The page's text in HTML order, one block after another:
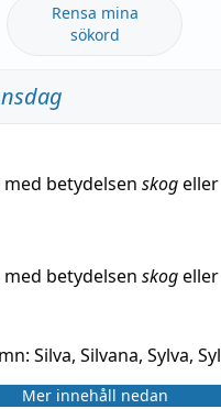
Rensa mina
sökord
betydelsen skogeller
betydelsen skogeller
Silva, Silvana, Sylva,
Mer innehåll nedan